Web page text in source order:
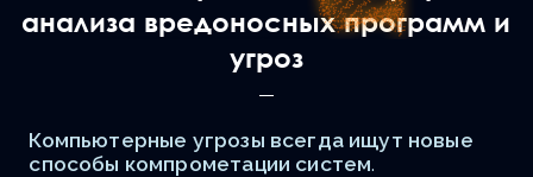
анализа вредоносных программ и
угроз
Компьютерные угрозы всегда ищут новые
способы компрометации систем.